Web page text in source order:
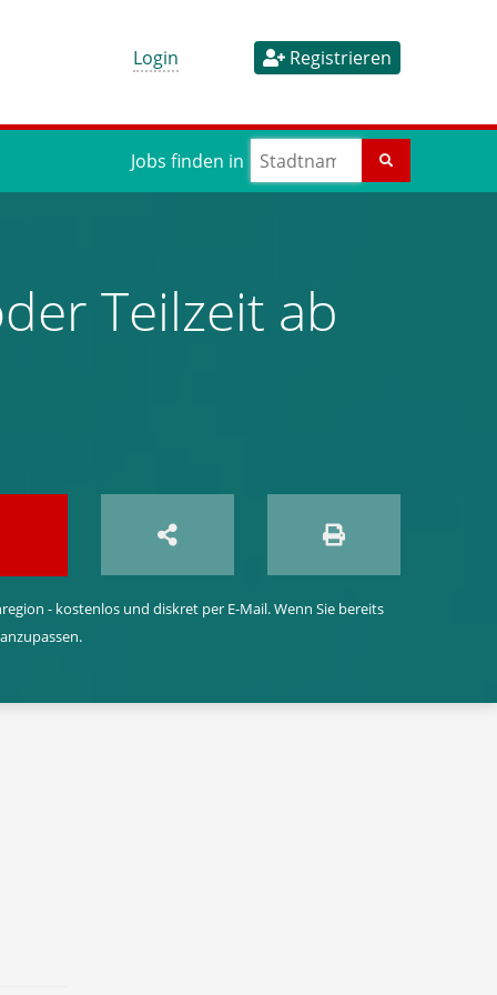
Login Registrieren
Jobs finden in
Teilzeit ab
- kostenlos und diskret per E-Mail. Wenn Sie bereits